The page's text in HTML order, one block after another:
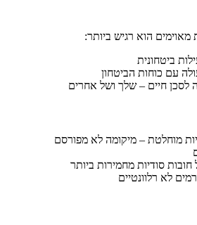
הוא רגיש ביותר:
ביטחונית
עם כוחות הביטחון
לסכן חיים – שלך ושל אחרים
מוחלטת – מיקומה לא מפורסם
חובות סודיות מחמירות ביותר
לא רלוונטיים